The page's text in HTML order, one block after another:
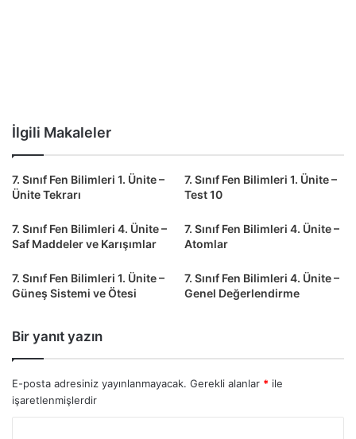
İlgili Makaleler
7. Sınıf Fen Bilimleri 1. Ünite –
Ünite Tekrarı
7. Sınıf Fen Bilimleri 1. Ünite –
Test 10
7. Sınıf Fen Bilimleri 4. Ünite –
Saf Maddeler ve Karışımlar
7. Sınıf Fen Bilimleri 4. Ünite –
Atomlar
7. Sınıf Fen Bilimleri 1. Ünite –
Güneş Sistemi ve Ötesi
7. Sınıf Fen Bilimleri 4. Ünite –
Genel Değerlendirme
Bir yanıt yazın
E-posta adresiniz yayınlanmayacak. Gerekli alanlar * ile
işaretlenmişlerdir